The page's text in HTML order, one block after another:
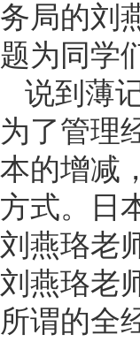
务局的刘
题为同学
说到薄
为了管理
本的增减
方式。日
刘燕珞老
刘燕珞老
所谓的全